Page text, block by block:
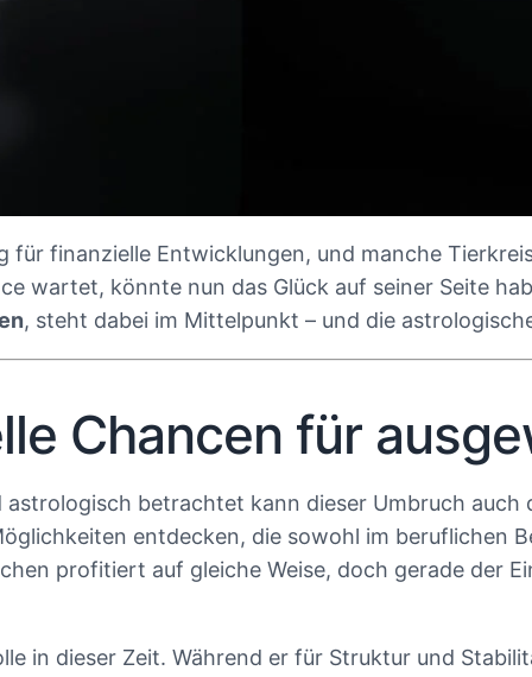
finanzielle Entwicklungen, und manche
wartet, könnte nun das Glück auf seiner Seite
, steht dabei im Mittelpunkt – und die
Chancen für
betrachtet kann dieser Umbruch
entdecken, die sowohl im beruflichen
profitiert auf gleiche Weise, doch gerade der
in dieser Zeit. Während er für Struktur und